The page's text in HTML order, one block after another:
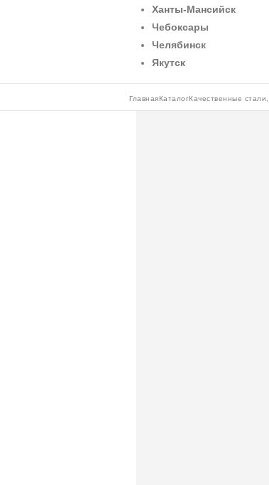
Ханты-Мансийск
Чебоксары
Челябинск
Якутск
ГлавнаяКаталогКачественные стали